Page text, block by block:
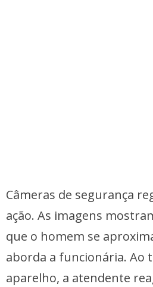
Câmeras de segurança
ação. As imagens
que o homem se
aborda a funcionária. Ao
aparelho, a atendente